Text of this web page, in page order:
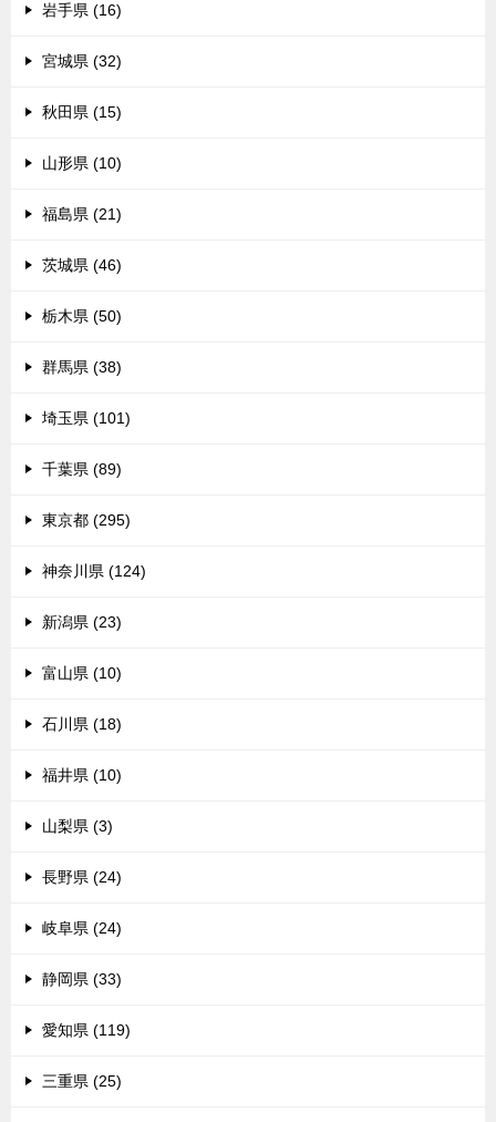
岩手県 (16)
宮城県 (32)
秋田県 (15)
山形県 (10)
福島県 (21)
茨城県 (46)
栃木県 (50)
群馬県 (38)
埼玉県 (101)
千葉県 (89)
東京都 (295)
神奈川県 (124)
新潟県 (23)
富山県 (10)
石川県 (18)
福井県 (10)
山梨県 (3)
長野県 (24)
岐阜県 (24)
静岡県 (33)
愛知県 (119)
三重県 (25)